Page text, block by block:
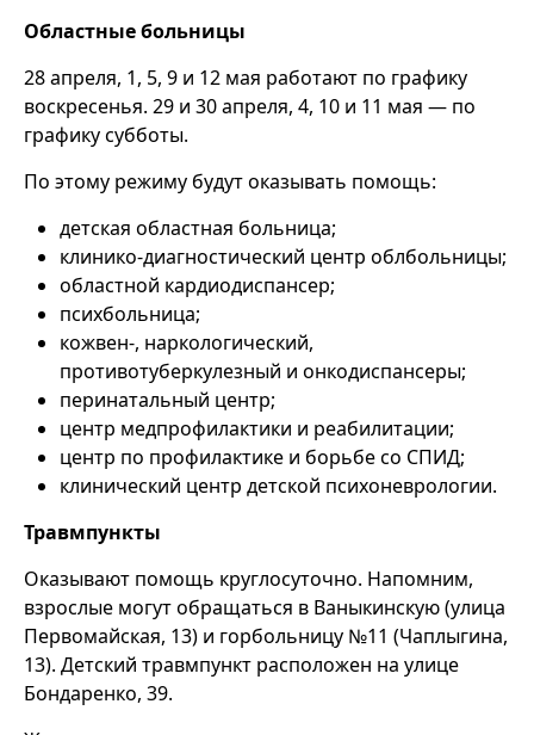
Областные больницы
28 апреля, 1, 5, 9 и 12 мая работают по графику
воскресенья. 29 и 30 апреля, 4, 10 и 11 мая — по
графику субботы.
По этому режиму будут оказывать помощь:
детская областная больница;
клинико-диагностический центр облбольницы;
областной кардиодиспансер;
психбольница;
кожвен-, наркологический,
противотуберкулезный и онкодиспансеры;
перинатальный центр;
центр медпрофилактики и реабилитации;
центр по профилактике и борьбе со СПИД;
клинический центр детской психоневрологии.
Травмпункты
Оказывают помощь круглосуточно. Напомним,
взрослые могут обращаться в Ваныкинскую (улица
Первомайская, 13) и горбольницу №11 (Чаплыгина,
13). Детский травмпункт расположен на улице
Бондаренко, 39.